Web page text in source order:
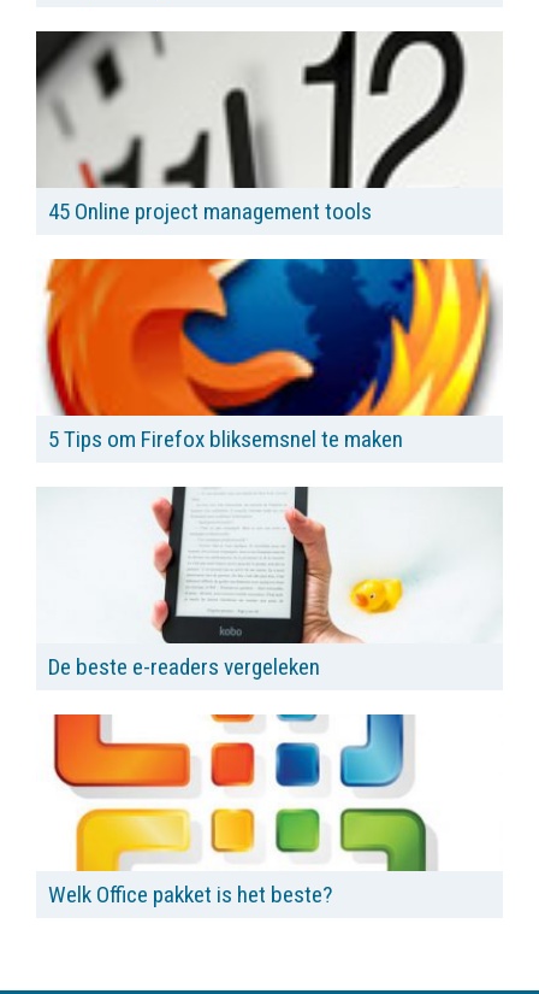
45 Online project management tools
5 Tips om Firefox bliksemsnel te maken
De beste e-readers vergeleken
Welk Office pakket is het beste?